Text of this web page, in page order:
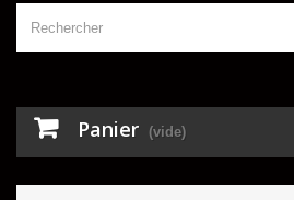
Panier (vide)